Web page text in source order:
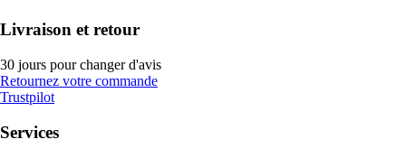
Livraison et retour
30 jours pour changer d'avis
Retournez votre commande
Trustpilot
Services